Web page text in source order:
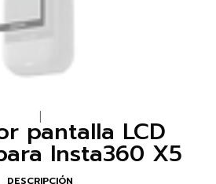
pantalla LCD
Insta360 X5
DESCRIPCIÓN